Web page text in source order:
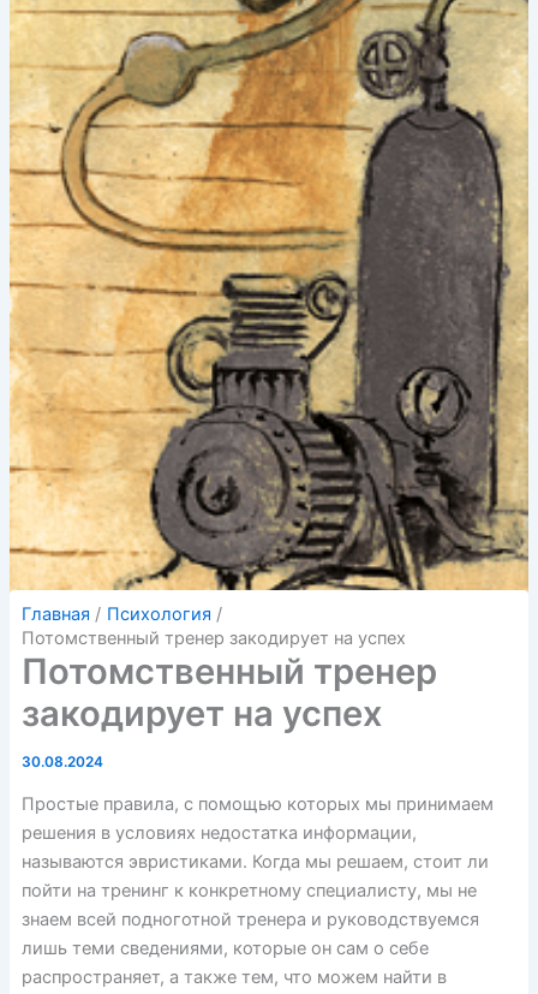
Главная
Психология
Потомственный тренер закодирует на успех
Потомственный тренер
закодирует на успех
30.08.2024
Простые правила, с помощью которых мы принимаем
решения в условиях недостатка информации,
называются эвристиками. Когда мы решаем, стоит ли
пойти на тренинг к конкретному специалисту, мы не
знаем всей подноготной тренера и руководствуемся
лишь теми сведениями, которые он сам о себе
распространяет, а также тем, что можем найти в